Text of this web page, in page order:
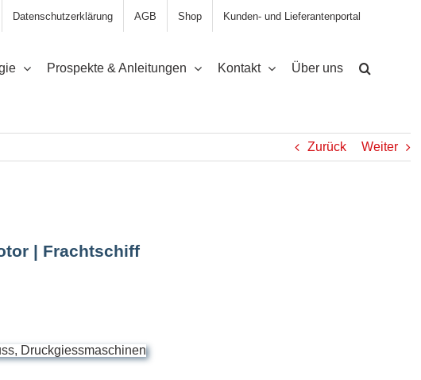
Datenschutzerklärung AGB Shop Kunden- und Lieferantenportal
Prospekte & Anleitungen Kontakt Über uns
Zurück Weiter
| Frachtschiff